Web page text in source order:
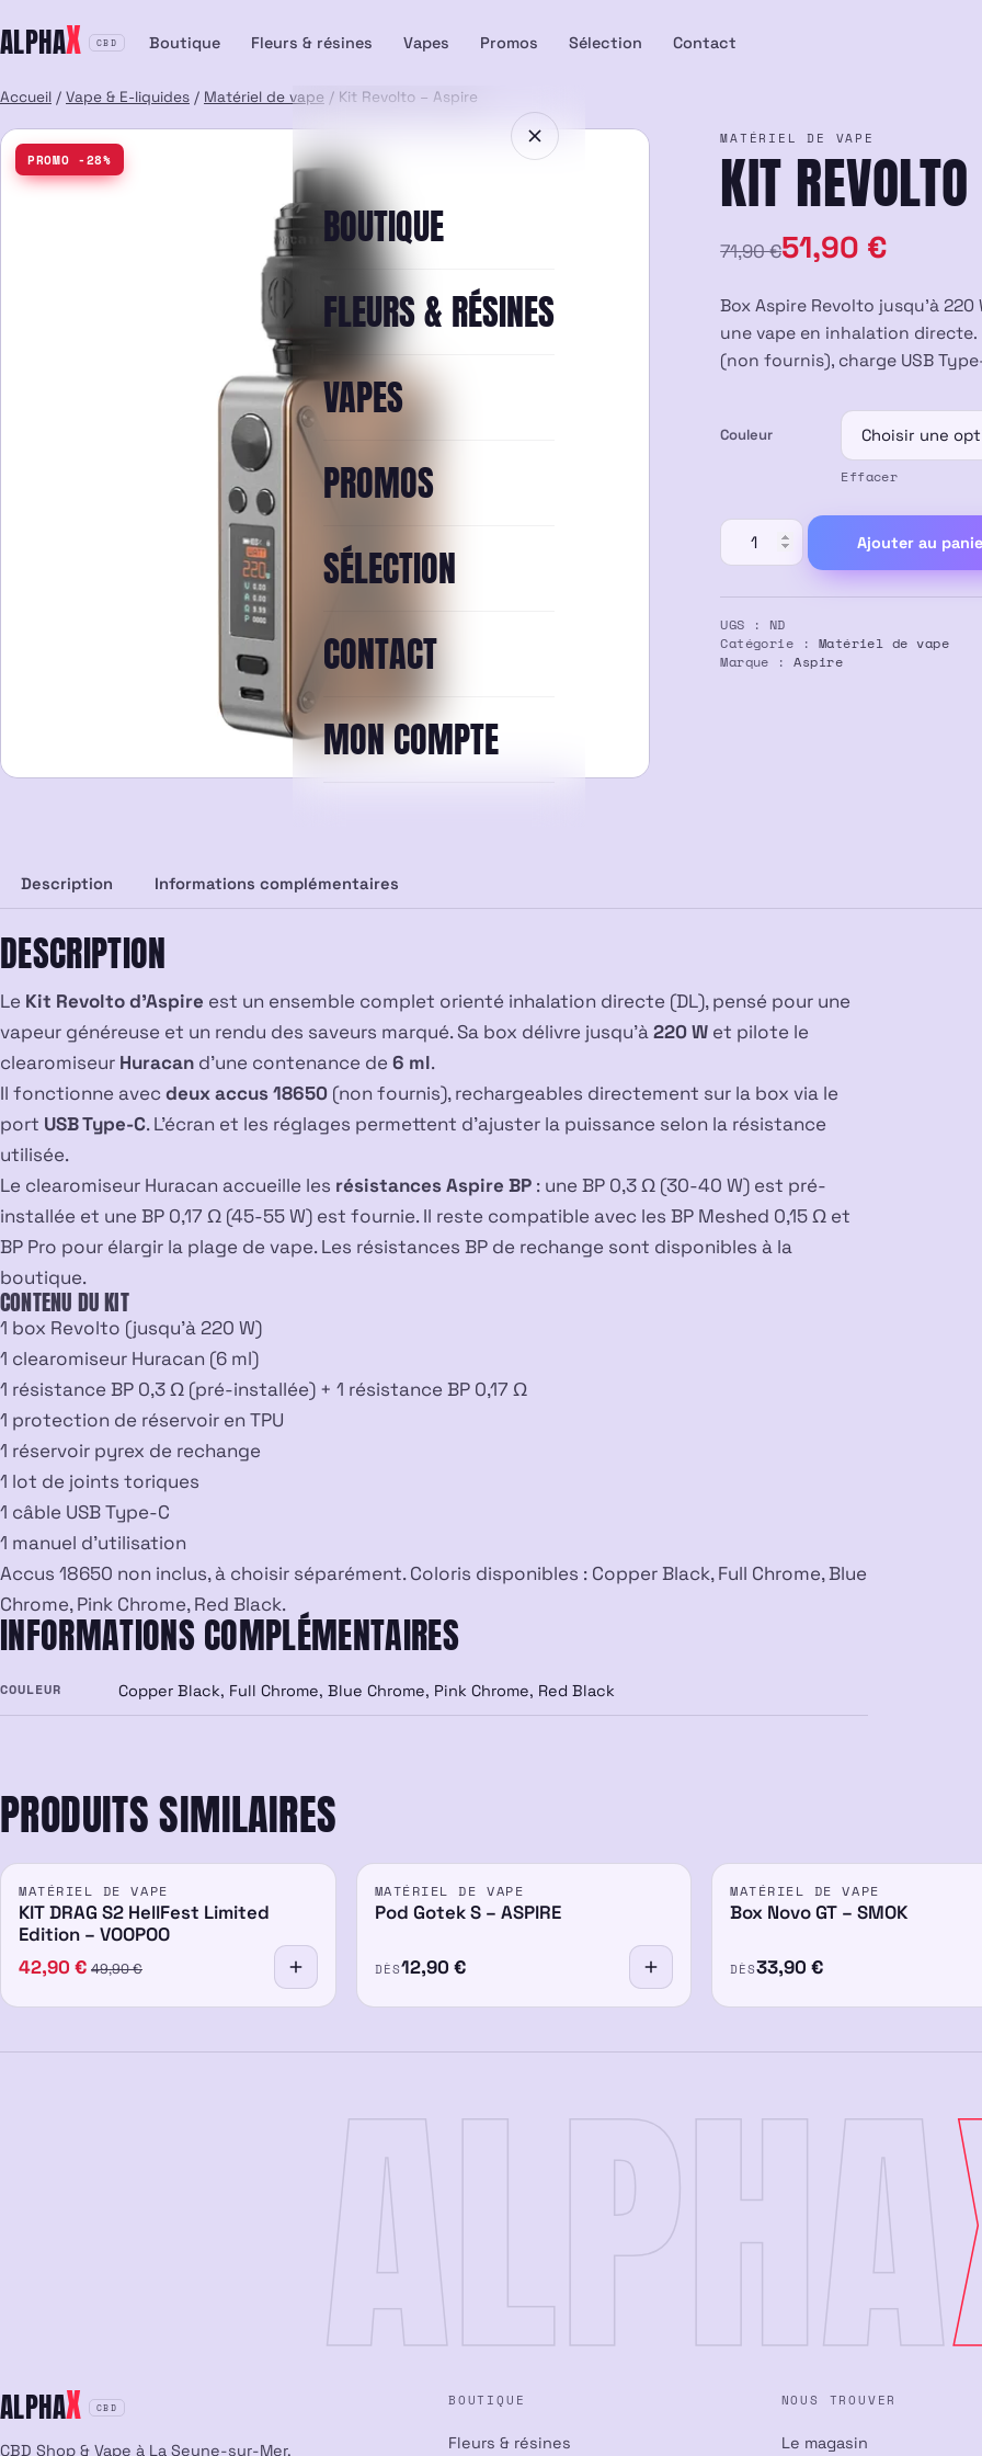
au
ALPHAX CBD Boutique Fleurs & résines Vapes Promos Sélection Contact
BOUTIQUE
FLEURS & RÉSINES
VAPES
PROMOS
SÉLECTION
CONTACT
MON COMPTE
Accueil / Vape & E-liquides / Matériel de vape / Kit Revolto – Aspire
PROMO -28%
MATÉRIEL DE VAPE
KIT
71,90€
Le
prix
initial
71,90 €.
51,90 €
Le
prix
actuel
51,90 €.
Box Aspire Revolto jusqu’à
une vape en inhalation
(non fournis), charge USB
Couleur
Effacer
quantité
de
Revolto
–
Aspire
Ajouter au
UGS : ND
Catégorie : Matériel de vape
Marque :Aspire
Description Informations complémentaires
DESCRIPTION
Le Kit Revolto d’Aspire est un ensemble complet orienté inhalation directe (DL), pensé pour une
vapeur généreuse et un rendu des saveurs marqué. Sa box délivre jusqu’à220 W et pilote le
clearomiseur Huracan d’une contenance de 6 ml.
Il fonctionne avec deux accus 18650 (non fournis), rechargeables directement sur la box via le
port USB Type-C. L’écran et les réglages permettent d’ajuster la puissance selon la résistance
utilisée.
Le clearomiseur Huracan accueille les résistances Aspire BP : une BP 0,3 Ω (30-40 W) est pré-
installée et une BP 0,17 Ω (45-55 W) est fournie. Il reste compatible avec les BP Meshed 0,15 Ω et
BP Pro pour élargir la plage de vape. Les résistances BP de rechange sont disponibles à la
boutique.
CONTENU DU KIT
1 box Revolto (jusqu’à 220 W)
1 clearomiseur Huracan (6 ml)
1 résistance BP 0,3 Ω (pré-installée) + 1 résistance BP 0,17 Ω
1 protection de réservoir en TPU
1 réservoir pyrex de rechange
1 lot de joints toriques
1 câble USB Type-C
1 manuel d’utilisation
Accus 18650 non inclus, à choisir séparément. Coloris disponibles : Copper Black, Full Chrome, Blue
Chrome, Pink Chrome, Red Black.
INFORMATIONS COMPLÉMENTAIRES
COULEUR Copper Black, Full Chrome, Blue Chrome, Pink Chrome, Red Black
PRODUITS SIMILAIRES
PROMO
MATÉRIEL DE VAPE
KIT DRAG S2 HellFest Limited
Edition – VOOPOO
42,90 € 49,90€
MATÉRIEL DE VAPE
Pod Gotek S – ASPIRE
DÈS12,90 €
MATÉRIEL DE VAPE
Box Novo GT – SMOK
DÈS33,90€
ALPHA
ALPHAX CBD
CBD Shop & Vape à La Seyne-sur-Mer.
BOUTIQUE
Fleurs & résines
NOUS TROUVER
Le magasin